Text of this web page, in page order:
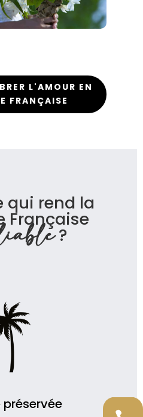
L'AMOUR EN
FRANÇAISE
qui rend la
Française
?